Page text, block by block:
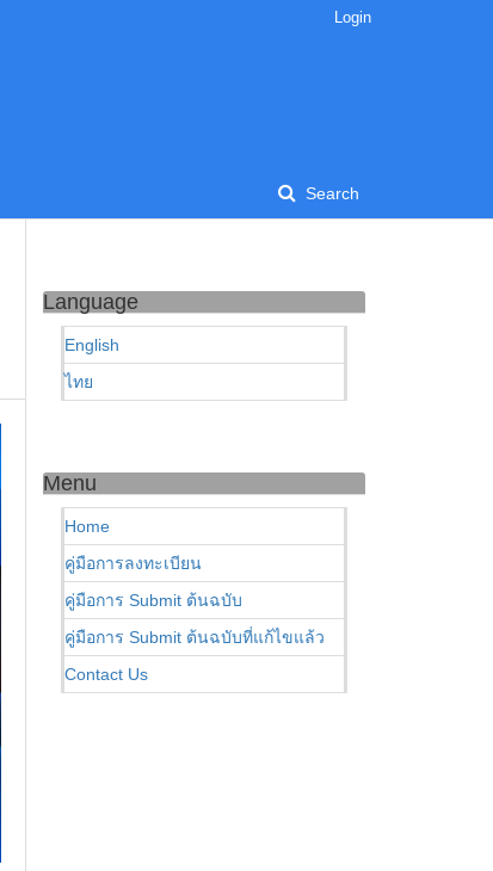
Search
Login
Language
English
ไทย
Menu
Home
คู่มือการลงทะเบียน
คู่มือการ Submit ต้นฉบับ
คู่มือการ Submit ต้นฉบับที่แก้ไขแล้ว
Contact Us